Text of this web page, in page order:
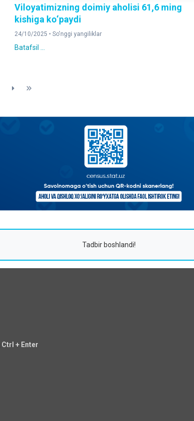
Viloyatimizning doimiy aholisi 61,6 ming
kishiga ko‘paydi
24/10/2025 • So'nggi yangiliklar
Batafsil ...
Tadbir boshlandi!
Ctrl + Enter